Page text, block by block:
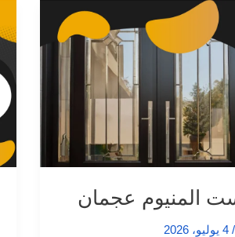
المنيوم عجمان
/4 يوليو، 2026